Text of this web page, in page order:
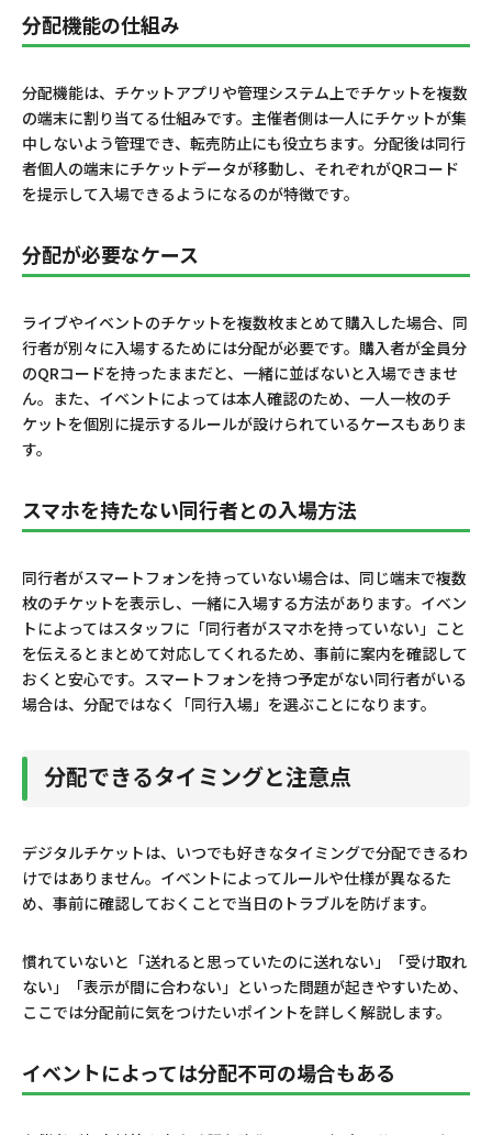
受け取り側が確認すべきポイント
アプリをダウンロードしてログイン
受信したURLを開きチケットを受け取る
分配の取り消し・キャンセル方法
分配を取り消す手順
同行者が未受信の場合の対応方法
分配をスムーズに行うポイント
分配機能の仕組み
分配機能は、チケットアプリや管理システム上でチケットを複数
の端末に割り当てる仕組みです。主催者側は一人にチケットが集
中しないよう管理でき、転売防止にも役立ちます。分配後は同行
者個人の端末にチケットデータが移動し、それぞれがQRコード
を提示して入場できるようになるのが特徴です。
分配が必要なケース
ライブやイベントのチケットを複数枚まとめて購入した場合、同
行者が別々に入場するためには分配が必要です。購入者が全員分
のQRコードを持ったままだと、一緒に並ばないと入場できませ
ん。また、イベントによっては本人確認のため、一人一枚のチ
ケットを個別に提示するルールが設けられているケースもありま
す。
スマホを持たない同行者との入場方法
同行者がスマートフォンを持っていない場合は、同じ端末で複数
枚のチケットを表示し、一緒に入場する方法があります。イベン
トによってはスタッフに「同行者がスマホを持っていない」こと
を伝えるとまとめて対応してくれるため、事前に案内を確認して
おくと安心です。スマートフォンを持つ予定がない同行者がいる
場合は、分配ではなく「同行入場」を選ぶことになります。
分配できるタイミングと注意点
デジタルチケットは、いつでも好きなタイミングで分配できるわ
けではありません。イベントによってルールや仕様が異なるた
め、事前に確認しておくことで当日のトラブルを防げます。
慣れていないと「送れると思っていたのに送れない」「受け取れ
ない」「表示が間に合わない」といった問題が起きやすいため、
ここでは分配前に気をつけたいポイントを詳しく解説します。
イベントによっては分配不可の場合もある